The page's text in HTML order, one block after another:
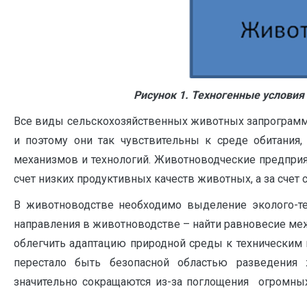
Рисунок 1. Техногенные
Все виды сельскохозяйственных животных
и поэтому они так чувствительны к среде
механизмов и технологий. Животноводческие
счет низких продуктивных качеств животных, а за счет
В животноводстве необходимо выделение эколого-
направления в животноводстве – найти равновесие
облегчить адаптацию природной среды к
перестало быть безопасной областью
значительно сокращаются из-за поглощения